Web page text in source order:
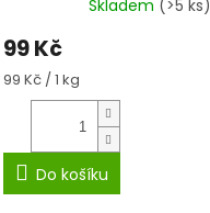
Skladem (>5 ks)
99 Kč
Měrná
cena:
99 Kč / 1 kg
Do košíku